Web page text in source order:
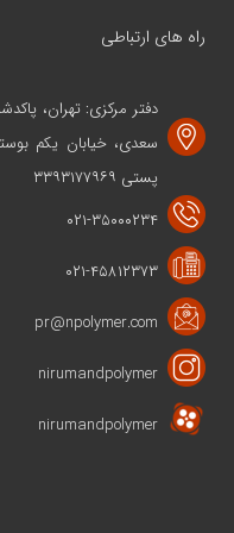
راه های ارتباطی
دفتر مرکزی: تهران،
پستی ۳۳۹۳۱۷۷۹۶۹
۰۲۱-۳۵۰۰۰۲۳۴
۰۲۱-۴۵۸۱۲۳۷۳
pr@npolymer.com
nirumandpolymer
nirumandpolymer